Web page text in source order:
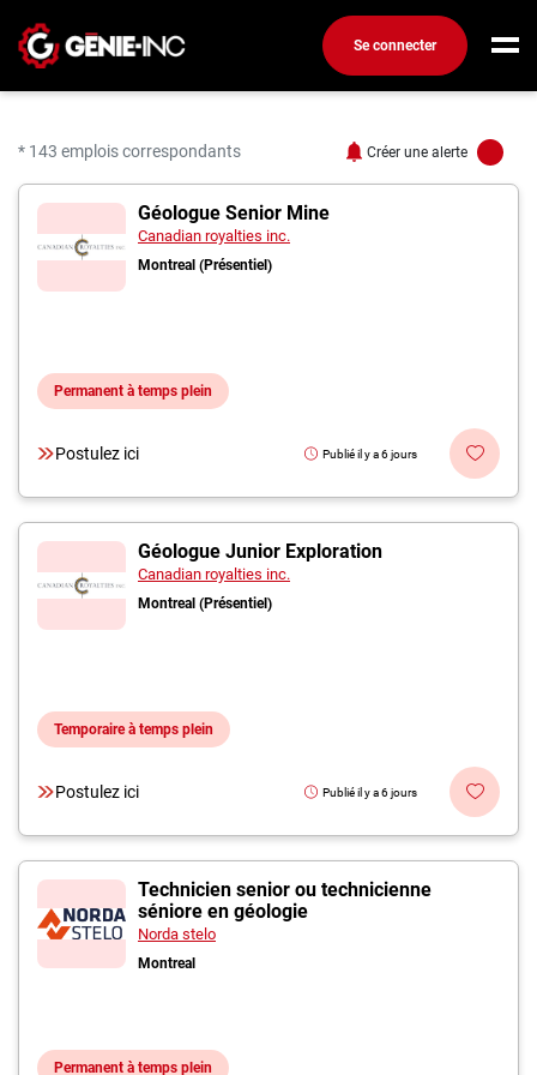
Se connecter
Créez un compte
Emplois
Recherchez un emploi
Compagnies
Ma boîte à outils
Conseils carrière
Inscrivez-vous à l'infolettre
Employeurs
* 143 emplois correspondants Créer une alerte
143 offres pour
Géologue Senior Mine
Canadian royalties inc.
Montreal (Présentiel)
Permanent à temps plein
Postulez ici Publié il y a 6 jours
Géologue Junior Exploration
Canadian royalties inc.
Montreal (Présentiel)
Temporaire à temps plein
Postulez ici Publié il y a 6 jours
Technicien senior ou technicienne
séniore en géologie
Norda stelo
Montreal
Permanent à temps plein